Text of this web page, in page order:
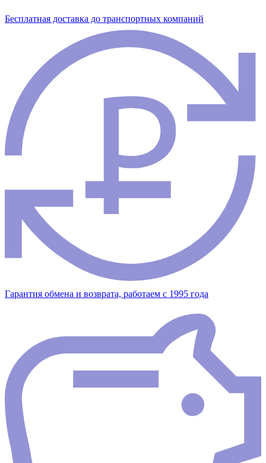
Бесплатная доставка до транспортных компаний
Гарантия обмена и возврата, работаем с 1995 года